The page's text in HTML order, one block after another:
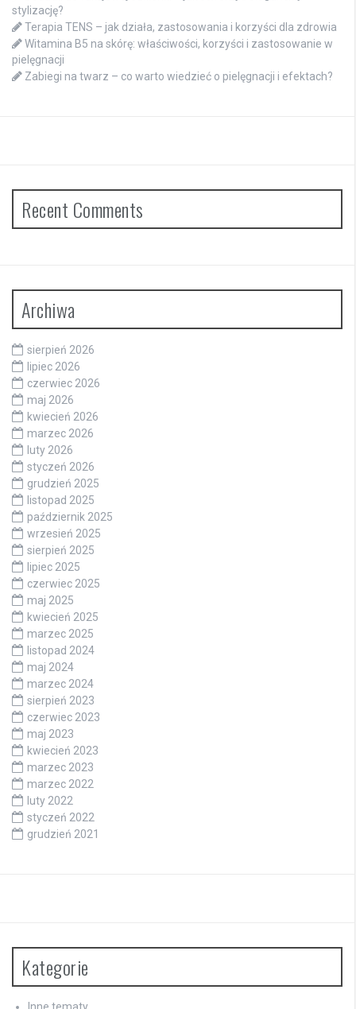
stylizację?
Terapia TENS – jak działa, zastosowania i korzyści dla zdrowia
Witamina B5 na skórę: właściwości, korzyści i zastosowanie w
pielęgnacji
Zabiegi na twarz – co warto wiedzieć o pielęgnacji i efektach?
Recent Comments
Archiwa
sierpień 2026
lipiec 2026
czerwiec 2026
maj 2026
kwiecień 2026
marzec 2026
luty 2026
styczeń 2026
grudzień 2025
listopad 2025
październik 2025
wrzesień 2025
sierpień 2025
lipiec 2025
czerwiec 2025
maj 2025
kwiecień 2025
marzec 2025
listopad 2024
maj 2024
marzec 2024
sierpień 2023
czerwiec 2023
maj 2023
kwiecień 2023
marzec 2023
marzec 2022
luty 2022
styczeń 2022
grudzień 2021
Kategorie
Inne tematy